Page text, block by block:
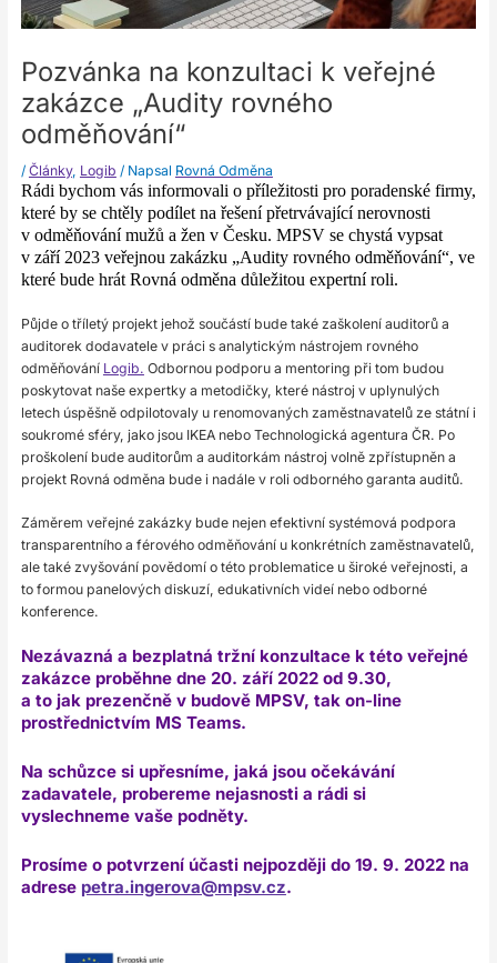
Pozvánka na konzultaci k veřejné
zakázce „Audity rovného
odměňování“
/ Články, Logib / Napsal Rovná Odměna
Rádi bychom vás informovali o příležitosti pro poradenské firmy,
které by se chtěly podílet na řešení přetrvávající nerovnosti
v odměňování mužů a žen v Česku. MPSV se chystá vypsat
v září 2023 veřejnou zakázku „Audity rovného odměňování“, ve
které bude hrát Rovná odměna důležitou expertní roli.
Půjde o tříletý projekt jehož součástí bude také zaškolení auditorů a
auditorek dodavatele v práci s analytickým nástrojem rovného
odměňování Logib. Odbornou podporu a mentoring při tom budou
poskytovat naše expertky a metodičky, které nástroj v uplynulých
letech úspěšně odpilotovaly u renomovaných zaměstnavatelů ze státní i
soukromé sféry, jako jsou IKEA nebo Technologická agentura ČR. Po
proškolení bude auditorům a auditorkám nástroj volně zpřístupněn a
projekt Rovná odměna bude i nadále v roli odborného garanta auditů.
Záměrem veřejné zakázky bude nejen efektivní systémová podpora
transparentního a férového odměňování u konkrétních zaměstnavatelů,
ale také zvyšování povědomí o této problematice u široké veřejnosti, a
to formou panelových diskuzí, edukativních videí nebo odborné
konference.
Nezávazná a bezplatná tržní konzultace k této veřejné
zakázce proběhne dne 20. září 2022 od 9.30,
a to jak prezenčně v budově MPSV, tak on-line
prostřednictvím MS Teams.
Na schůzce si upřesníme, jaká jsou očekávání
zadavatele, probereme nejasnosti a rádi si
vyslechneme vaše podněty.
Prosíme o potvrzení účasti nejpozději do 19. 9. 2022 na
adrese petra.ingerova@mpsv.cz.